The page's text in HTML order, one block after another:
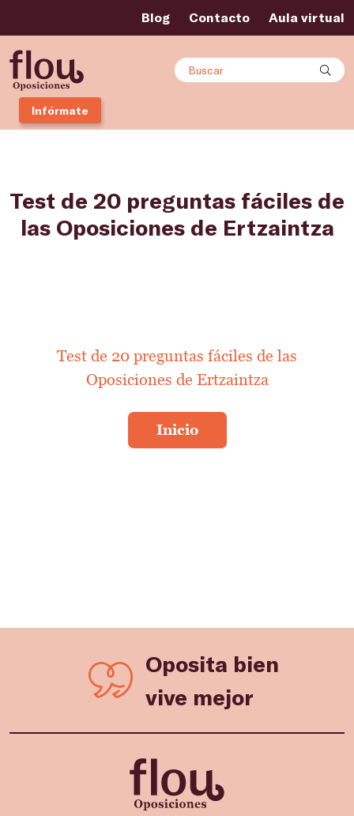
Blog Contacto Aula virtual
Buscar
Infórmate
Test de 20 preguntas fáciles de
las Oposiciones de Ertzaintza
Test de 20 preguntas fáciles de las
Oposiciones de Ertzaintza
Oposita bien
vive mejor